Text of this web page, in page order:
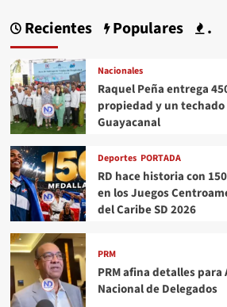
Recientes Populares .
Nacionales
Raquel Peña entrega
propiedad y un techado
Guayacanal
Deportes PORTADA
RD hace historia con
en los Juegos
del Caribe SD 2026
PRM
PRM afina detalles para
Nacional de Delegados